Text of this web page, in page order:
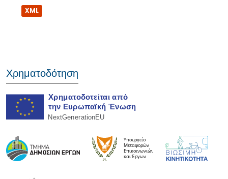
XML
Χρηματοδότηση